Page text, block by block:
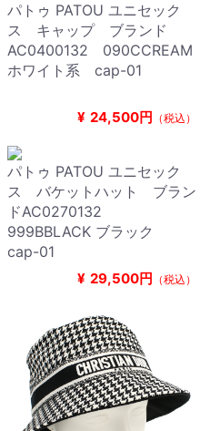
パトゥ PATOU ユニセック
ス キャップ ブランド
AC0400132 090CCREAM
ホワイト系 cap-01
¥ 24,500円 （税込）
パトゥ PATOU ユニセック
ス バケットハット ブラン
ドAC0270132
999BBLACK ブラック
cap-01
¥ 29,500円 （税込）